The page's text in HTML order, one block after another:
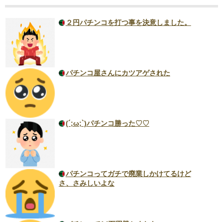
２円パチンコを打つ事を決意しました。
パチンコ屋さんにカツアゲされた
(´;ω;`)パチンコ勝った♡♡
パチンコってガチで廃業しかけてるけど
さ、さみしいよな